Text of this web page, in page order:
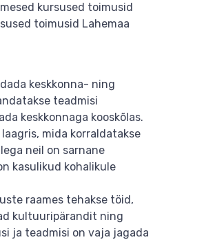
kursused toimusid
toimusid Lahemaa
keskkonna- ning
teadmisi
keskkonnaga kooskõlas.
mida korraldatakse
neil on sarnane
kasulikud kohalikule
raames tehakse töid,
kultuuripärandit ning
ja teadmisi on vaja jagada